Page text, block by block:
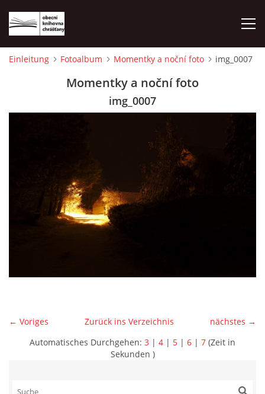
© 2026 eStránky.cz |WebSlice |Drucken
Nach oben ↑
Einleitung Fotoalbum Momentky a noční foto img_0007
Momentky a noční foto
img_0007
← Voriges nächstes →
Zurück ins Verzeichnis
Automatisches Durchgehen: 3 | 4 | 5 | 6 | 7 (Zeit in
Sekunden )